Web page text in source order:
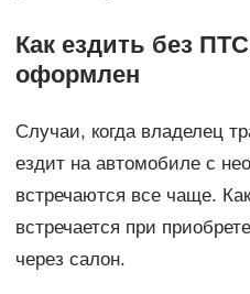
Как ездить без
оформлен
Случаи, когда владелец
ездит на автомобиле с
встречаются все чаще.
встречается при
через салон.